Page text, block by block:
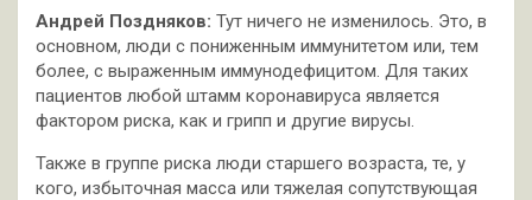
Андрей Поздняков: Тут ничего не изменилось. Это, в
основном, люди с пониженным иммунитетом или, тем
более, с выраженным иммунодефицитом. Для таких
пациентов любой штамм коронавируса является
фактором риска, как и грипп и другие вирусы.
Также в группе риска люди старшего возраста, те, у
кого, избыточная масса или тяжелая сопутствующая